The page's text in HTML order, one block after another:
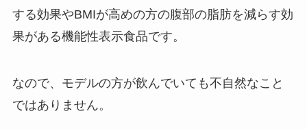
する効果やBMIが高めの方の腹部の脂肪を減らす効
果がある機能性表示食品です。
なので、モデルの方が飲んでいても不自然なこと
ではありません。